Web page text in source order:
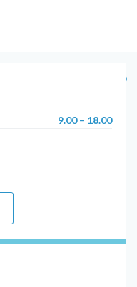
9.00 – 18.00